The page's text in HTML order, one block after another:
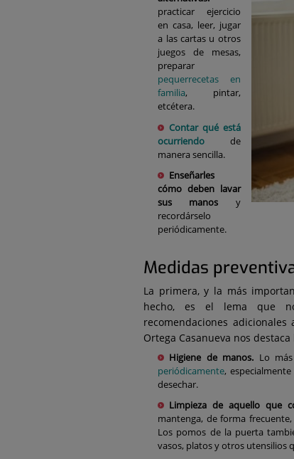
practicar ejercicio
en casa, leer, jugar
a las cartas u otros
juegos de mesas,
preparar
pequerrecetas en
familia, pintar,
etcétera.
Contar qué está
ocurriendo de
manera sencilla.
Enseñarles
cómo deben lavar
sus manos y
recordárselo
periódicamente.
Medidas
La primera, y la más
hecho, es el lema que
recomendaciones
Ortega Casanueva nos
Higiene de manos. Lo
periódicamente,
desechar.
Limpieza de aquello que
mantenga, de forma
Los pomos de la puerta
vasos, platos y otros utensilios